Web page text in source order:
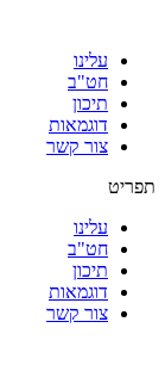
עלינו
חט"ב
תיכון
דוגמאות
צור קשר
תפריט
עלינו
חט"ב
תיכון
דוגמאות
צור קשר